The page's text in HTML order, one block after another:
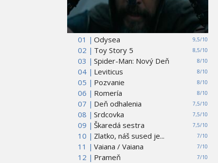
01 | 9,5/10
Odysea
02 |
8,5/10
Toy Story 5
03 |
8/10
Spider-Man: Nový Deň
04 |
8/10
Leviticus
05 |
8/10
Pozvanie
06 |
8/10
Romería
07 |
7,5/10
Deň odhalenia
08 |
7,5/10
Srdcovka
09 |
7,5/10
Škaredá sestra
10 |
7/10
Zlatko, náš sused je...
11 |
7/10
Vaiana / Vaiana
12 |
7/10
Prameň